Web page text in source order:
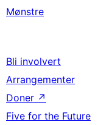
Mønstre
Bli involvert
Arrangementer
Doner ↗
Five for the Future